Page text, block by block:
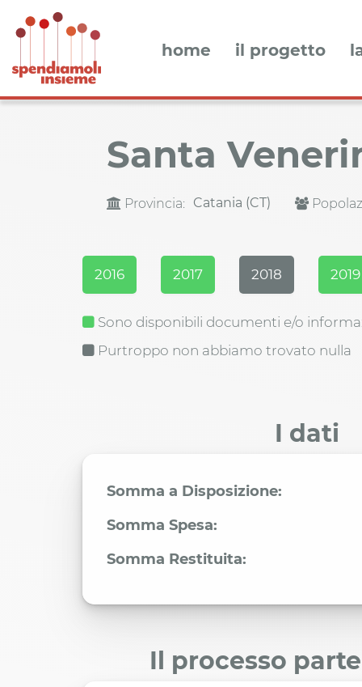
home il progetto
Santa
Provincia: Catania (CT)
2016 2017 2018 2019
Sono disponibili documenti e/o
Purtroppo non abbiamo trovato nulla
I dati
Somma a Disposizione:
Somma Spesa:
Somma Restituita:
Il processo